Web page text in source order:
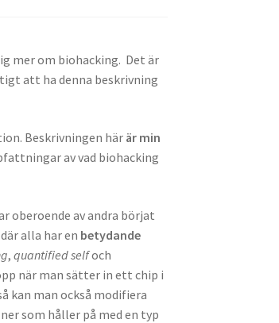
mer om biohacking. Det är
att ha denna beskrivning
Beskrivningen här är min
av vad biohacking
oberoende av andra börjat
alla har en betydande
,quantified selfoch
när man sätter in ett chip i
kan man också modifiera
som håller på med en typ